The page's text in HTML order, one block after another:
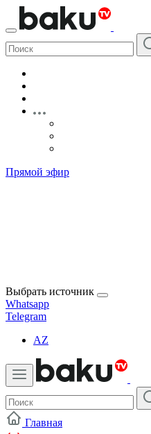
Прямой эфир
Выбрать источник
Whatsapp
Telegram
AZ
Главная